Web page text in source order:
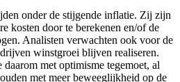
onder de stijgende inflatie. Zij zijn
kosten door te berekenen en/of de
Analisten verwachten ook voor de
winstgroei blijven realiseren.
met optimisme tegemoet, al
met meer beweeglijkheid op de